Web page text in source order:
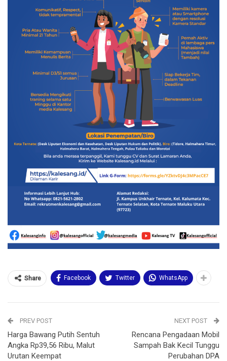
Share Facebook Twitter WhatsApp
PREV POST
Harga Bawang Putih Sentuh
Angka Rp39,56 Ribu, Malut
Urutan Keempat
NEXT POST
Rencana Pengadaan Mobil
Sampah Bak Kecil Tunggu
Perubahan DPA